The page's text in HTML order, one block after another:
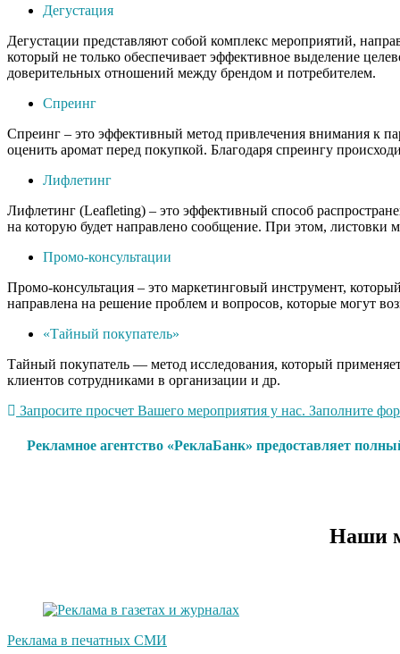
Дегустация
Дегустации представляют собой комплекс мероприятий,
который не только обеспечивает эффективное выделение
доверительных отношений между брендом и потребителем.
Спреинг
Спреинг – это эффективный метод привлечения внимания к
оценить аромат перед покупкой. Благодаря спреингу
Лифлетинг
Лифлетинг (Leafleting) – это эффективный способ
на которую будет направлено сообщение. При этом, листовки
Промо-консультации
Промо-консультация – это маркетинговый инструмент,
направлена на решение проблем и вопросов, которые могут
«Тайный покупатель»
Тайный покупатель — метод исследования, который
клиентов сотрудниками в организации и др.
Запросите просчет Вашего мероприятия у нас. Заполните
Рекламное агентство «РеклаБанк» предоставляет
Наши
Реклама в печатных СМИ